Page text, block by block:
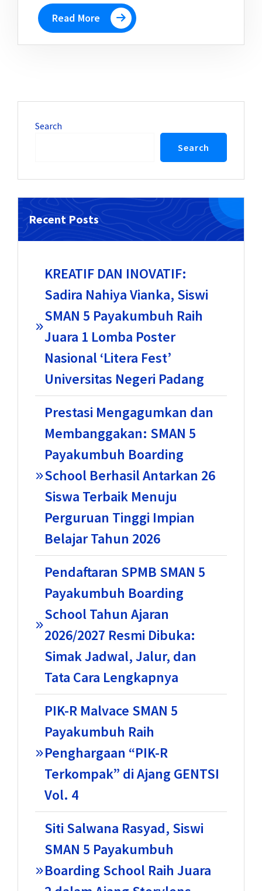
Read More
Search
Search
Recent Posts
KREATIF DAN INOVATIF:
Sadira Nahiya Vianka, Siswi
SMAN 5 Payakumbuh Raih
Juara 1 Lomba Poster
Nasional ‘Litera Fest’
Universitas Negeri Padang
Prestasi Mengagumkan dan
Membanggakan: SMAN 5
Payakumbuh Boarding
School Berhasil Antarkan 26
Siswa Terbaik Menuju
Perguruan Tinggi Impian
Belajar Tahun 2026
Pendaftaran SPMB SMAN 5
Payakumbuh Boarding
School Tahun Ajaran
2026/2027 Resmi Dibuka:
Simak Jadwal, Jalur, dan
Tata Cara Lengkapnya
PIK-R Malvace SMAN 5
Payakumbuh Raih
Penghargaan “PIK-R
Terkompak” di Ajang GENTSI
Vol. 4
Siti Salwana Rasyad, Siswi
SMAN 5 Payakumbuh
Boarding School Raih Juara